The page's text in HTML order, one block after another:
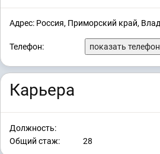
Адрес: Россия, Приморский край,
Телефон: показать телефон
Карьера
Должность:
Общий стаж:
28